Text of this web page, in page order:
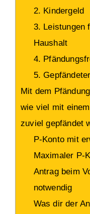
2. Kindergeld
3. Leistungen
Haushalt
4.
5.
Mit dem
wie viel mit
zuviel gepfändet
P-Konto mit
Maximaler P-
Antrag beim
notwendig
Was dir der